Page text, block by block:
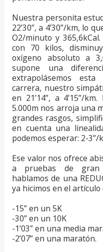
Nuestra personita
22’30”, a 4’30”/km, lo
O2/minuto y
con 70 kilos,
oxígeno absoluto a
supone una
extrapolásemos
carrera, nuestro
en 21’14”, a 4’15”/
5.000m nos arroja una
grandes rasgos,
en cuenta una
podemos esperar: 2-3”/
Ese valor nos ofrece
a pruebas de gran
hablamos de una
ya hicimos en el artículo
-15” en un 5K
-30” en un 10K
-1’03” en una media
-2’07” en una maratón.